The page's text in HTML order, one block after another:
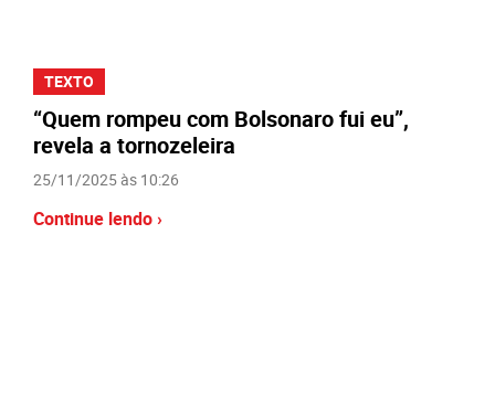
TEXTO
“Quem rompeu com Bolsonaro fui eu”,
revela a tornozeleira
25/11/2025 às 10:26
Continue lendo ›